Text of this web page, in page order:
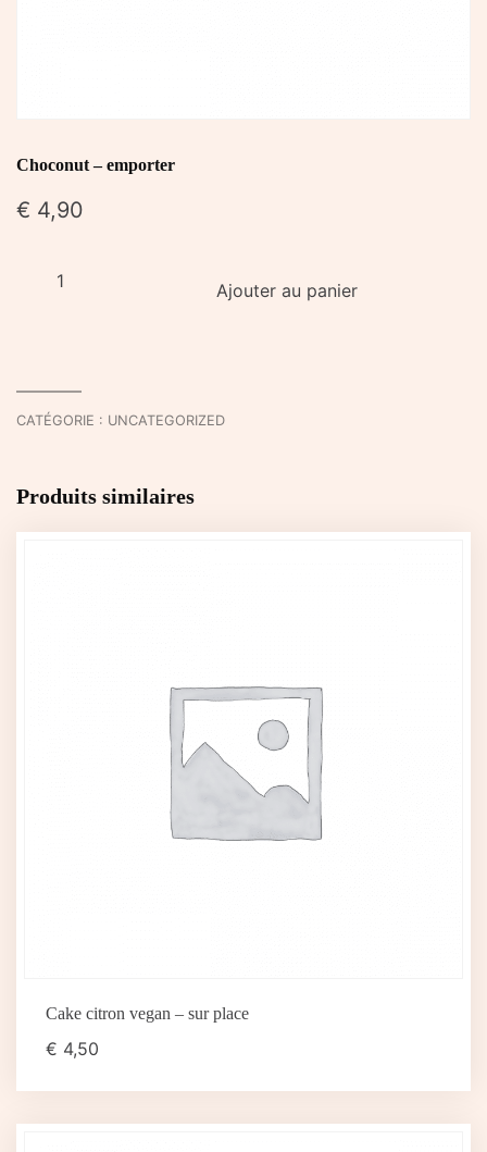
Choconut – emporter
€ 4,90
quantité
Ajouter au panier
CATÉGORIE : UNCATEGORIZED
Produits similaires
Cake citron vegan – sur place
€ 4,50